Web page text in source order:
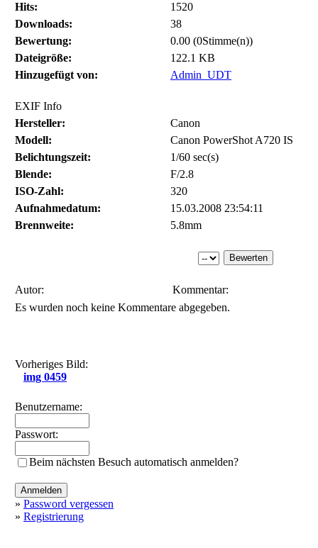
Hits:
1520
Downloads:
38
Bewertung:
0.00 (0Stimme(n))
Dateigröße:
122.1 KB
Hinzugefügt von:
Admin_UDT
EXIF Info
Hersteller:
Canon
Modell:
Canon PowerShot A720 IS
Belichtungszeit:
1/60 sec(s)
Blende:
F/2.8
ISO-Zahl:
320
Aufnahmedatum:
15.03.2008 23:54:11
Brennweite:
5.8mm
Autor:
Kommentar:
Es wurden noch keine Kommentare abgegeben.
Vorheriges Bild:
img 0459
Benutzername:
Passwort:
Beim nächsten Besuch automatisch anmelden?
» Password vergessen
» Registrierung